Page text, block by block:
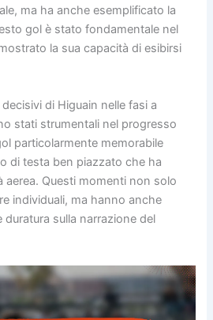
ma ha anche esemplificato la
gol è stato fondamentale nel
la sua capacità di esibirsi
di Higuain nelle fasi a
stati strumentali nel progresso
particolarmente memorabile
di testa ben piazzato che ha
aerea. Questi momenti non solo
individuali, ma hanno anche
duratura sulla narrazione del